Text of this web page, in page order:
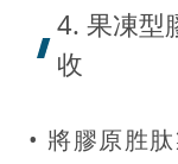
4. 果凍型
收
• 將膠原胜